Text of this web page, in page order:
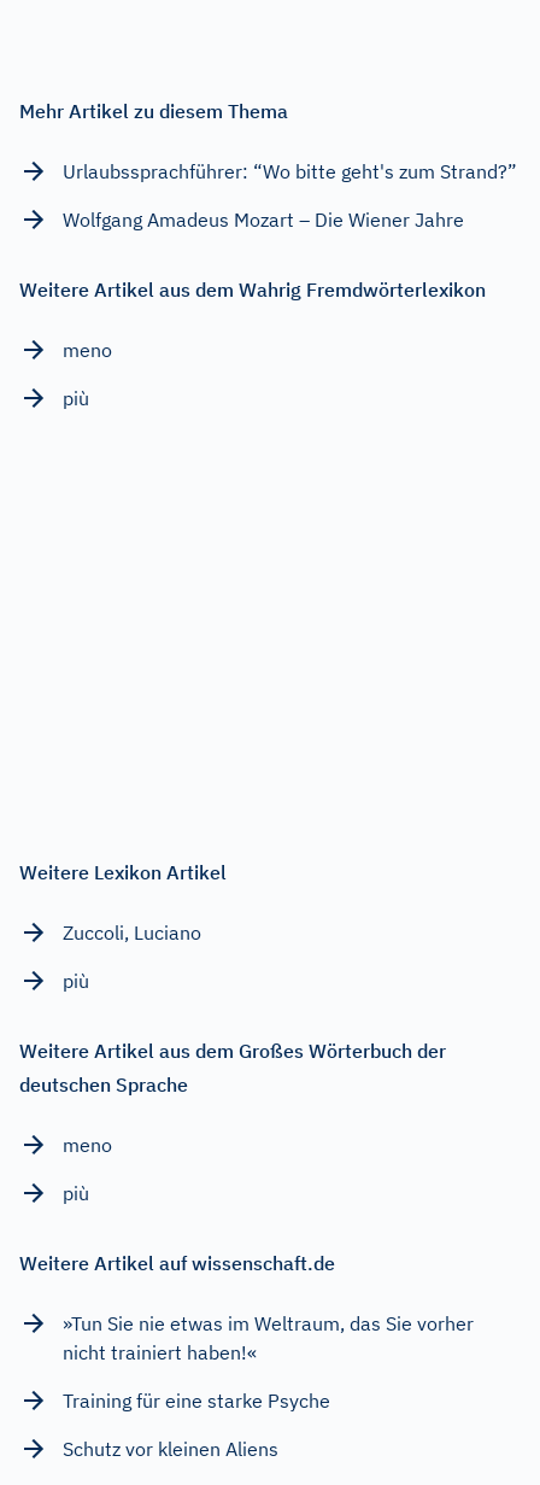
Mehr Artikel zu diesem Thema
Urlaubssprachführer: “Wo bitte geht's zum Strand?”
Wolfgang Amadeus Mozart – Die Wiener Jahre
Weitere Artikel aus dem Wahrig Fremdwörterlexikon
meno
più
Weitere Lexikon Artikel
Zuccoli, Luciano
più
Weitere Artikel aus dem Großes Wörterbuch der
deutschen Sprache
meno
più
Weitere Artikel auf wissenschaft.de
»Tun Sie nie etwas im Weltraum, das Sie vorher
nicht trainiert haben!«
Training für eine starke Psyche
Schutz vor kleinen Aliens